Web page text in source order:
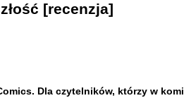
[recenzja]
Dla czytelników, którzy w